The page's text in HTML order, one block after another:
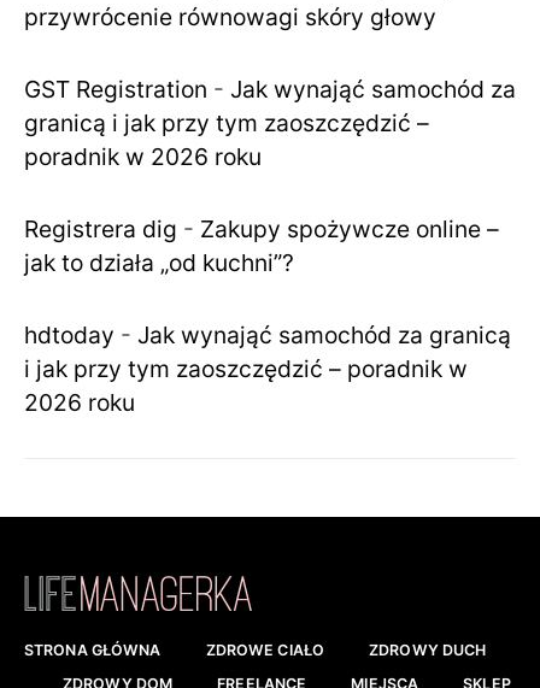
przywrócenie równowagi skóry głowy
GST Registration - Jak wynająć samochód za
granicą i jak przy tym zaoszczędzić –
poradnik w 2026 roku
Registrera dig - Zakupy spożywcze online –
jak to działa „od kuchni”?
hdtoday - Jak wynająć samochód za granicą
i jak przy tym zaoszczędzić – poradnik w
2026 roku
STRONA GŁÓWNA ZDROWE CIAŁO
ZDROWY DUCH
ZDROWY DOM
FREELANCE MIEJSCA SKLEP